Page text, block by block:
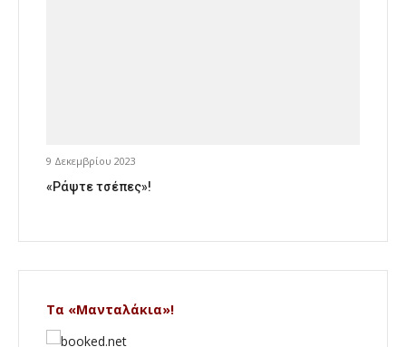
9 Δεκεμβρίου 2023
«Ράψτε τσέπες»!
Τα «Μανταλάκια»!